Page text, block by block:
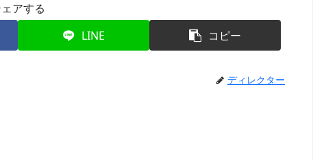
アする
LINE コピー
ディレクター